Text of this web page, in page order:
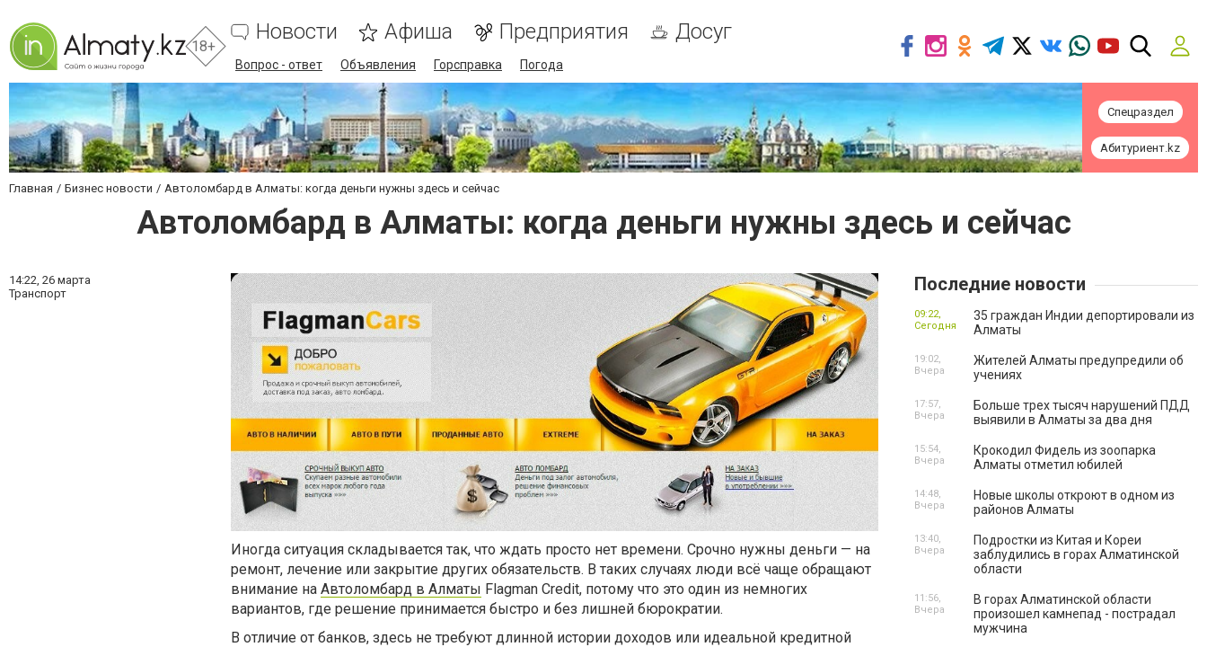
18+
Новости Афиша Предприятия Досуг
Вопрос - ответ Объявления Горсправка Погода
Спецраздел
Абитуриент.kz
Главная Бизнес новости Автоломбард в Алматы: когда деньги нужны здесь и сейчас
Автоломбард в Алматы: когда деньги нужны здесь и сейчас
14:22, 26 марта
Транспорт
Иногда ситуация складывается так, что ждать просто нет времени. Срочно нужны деньги — на
ремонт, лечение или закрытие других обязательств. В таких случаях люди всё чаще обращают
внимание на Автоломбард в Алматы Flagman Credit, потому что это один из немногих
вариантов, где решение принимается быстро и без лишней бюрократии.
В отличие от банков, здесь не требуют длинной истории доходов или идеальной кредитной
Последние новости
35 граждан Индии депортировали из
Алматы
09:22,
Сегодня
Жителей Алматы предупредили об
учениях
19:02,
Вчера
Больше трех тысяч нарушений ПДД
выявили в Алматы за два дня
17:57,
Вчера
Крокодил Фидель из зоопарка
Алматы отметил юбилей
15:54,
Вчера
Новые школы откроют в одном из
районов Алматы
14:48,
Вчера
Подростки из Китая и Кореи
заблудились в горах Алматинской
области
13:40,
Вчера
В горах Алматинской области
произошел камнепад - пострадал
мужчина
11:56,
Вчера